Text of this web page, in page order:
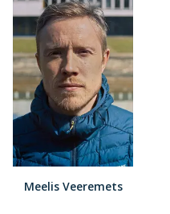
Meelis Veeremets